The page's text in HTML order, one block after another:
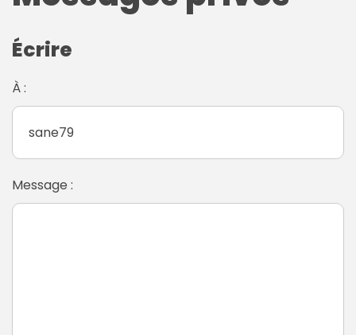
Écrire
À :
Message :